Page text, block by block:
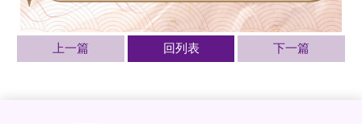
上一篇 回列表 下一篇